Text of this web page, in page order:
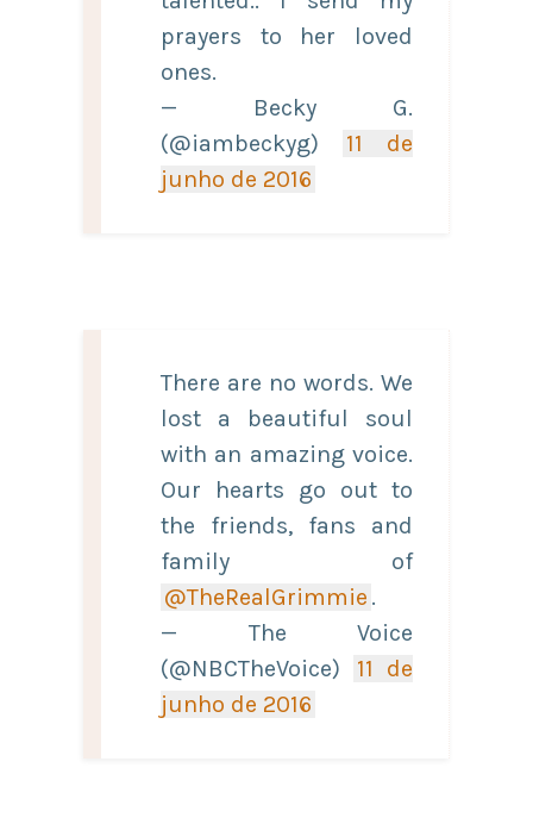
prayers to her loved
ones.
— Becky G.
(@iambeckyg)
11 de
junho de 2016
There are no words. We
lost a beautiful soul
with an amazing voice.
Our hearts go out to
the friends, fans and
family of
@TheRealGrimmie .
— The Voice
(@NBCTheVoice)
11 de
junho de 2016